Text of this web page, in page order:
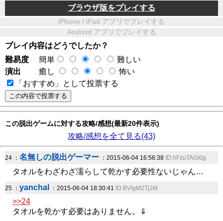
ブラウザ版をプレイする
iPhone / iPad アプリでプレイする
Android アプリでプレイする
プレイ内容はどうでしたか？
難易度
簡単
難しい
演出
癒し
怖い
「おすすめ」として投票する
この脱出ゲームに対する攻略/感想(最新20件表示)
攻略/感想を全て見る(43)
24 ： 名無しの脱出ゲーマー ：2015-06-04 16:56:38 ID:hFzuTAGi0g
タオルをわざわざ濡らして乾かす必要性ないじゃん…
25 ： yanchal ：2015-06-04 18:30:41 ID:BVIgM2Tj2M
>>24
タオルを乾かす必要はありません。⇓